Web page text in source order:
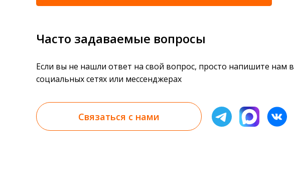
Часто задаваемые вопросы
Если вы не нашли ответ на свой вопрос, просто напишите нам в
социальных сетях или мессенджерах
Связаться с нами